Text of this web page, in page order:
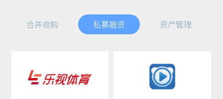
资产管理
合并收购 私募融资 资产管理